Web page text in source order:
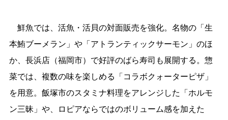
鮮魚では、活魚・活貝の対面販売を強化。名物の「生
本鮪ブーメラン」や「アトランティックサーモン」のほ
か、長浜店（福岡市）で好評のばら寿司も展開する。惣
菜では、複数の味を楽しめる「コラボクォーターピザ」
を用意。飯塚市のスタミナ料理をアレンジした「ホルモ
ン三昧」や、ロピアならではのボリューム感を加えた